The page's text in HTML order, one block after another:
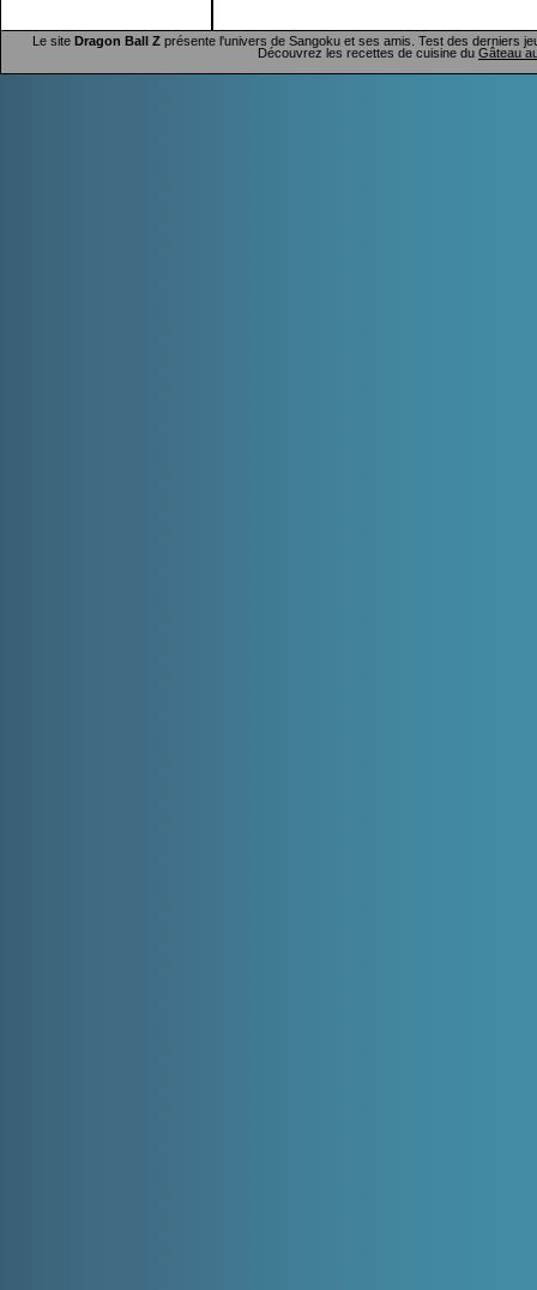
Le site Dragon Ball Zprésente l'univers de Sangoku et ses amis. Test des derniers
Découvrez les recettes de cuisine du Gâteau